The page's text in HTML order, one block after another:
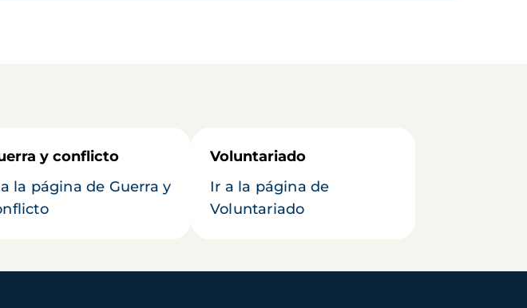
y conflicto
la página de Guerra y
Voluntariado
Ir a la página de
Voluntariado